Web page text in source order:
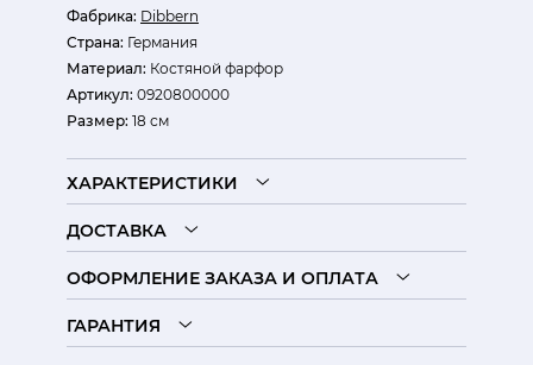
Фабрика: Dibbern
Страна: Германия
Материал: Костяной фарфор
Артикул: 0920800000
Размер: 18 см
ХАРАКТЕРИСТИКИ
ДОСТАВКА
ОФОРМЛЕНИЕ ЗАКАЗА И ОПЛАТА
ГАРАНТИЯ